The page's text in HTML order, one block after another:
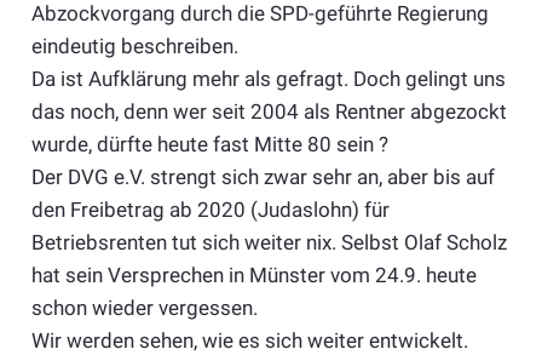
Abzockvorgang durch die SPD-geführte Regierung
eindeutig beschreiben.
Da ist Aufklärung mehr als gefragt. Doch gelingt uns
das noch, denn wer seit 2004 als Rentner abgezockt
wurde, dürfte heute fast Mitte 80 sein ?
Der DVG e.V. strengt sich zwar sehr an, aber bis auf
den Freibetrag ab 2020 (Judaslohn) für
Betriebsrenten tut sich weiter nix. Selbst Olaf Scholz
hat sein Versprechen in Münster vom 24.9. heute
schon wieder vergessen.
Wir werden sehen, wie es sich weiter entwickelt.